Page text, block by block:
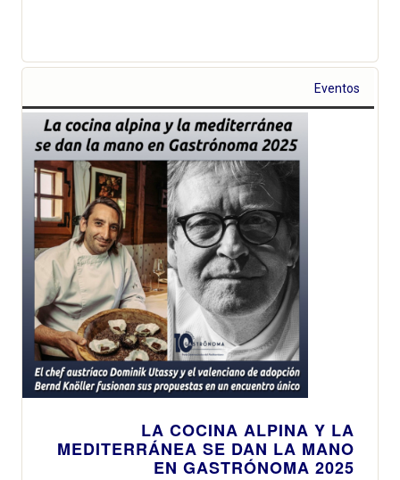
Eventos
LA COCINA ALPINA Y LA
MEDITERRÁNEA SE DAN LA MANO
EN GASTRÓNOMA 2025